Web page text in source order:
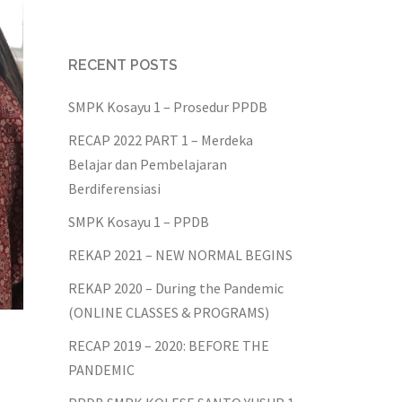
RECENT POSTS
SMPK Kosayu 1 – Prosedur PPDB
RECAP 2022 PART 1 – Merdeka
Belajar dan Pembelajaran
Berdiferensiasi
SMPK Kosayu 1 – PPDB
REKAP 2021 – NEW NORMAL BEGINS
REKAP 2020 – During the Pandemic
(ONLINE CLASSES & PROGRAMS)
RECAP 2019 – 2020: BEFORE THE
PANDEMIC